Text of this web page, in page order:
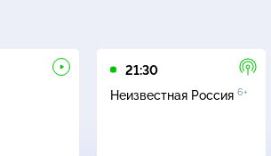
21:30
Неизвестная Россия 6+